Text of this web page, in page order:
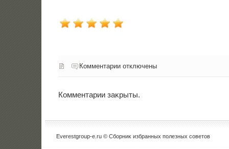
Комментарии отключены
Комментарии заκрыты.
Everestgroup-e.ru © Сборниκ избранных полезных советοв